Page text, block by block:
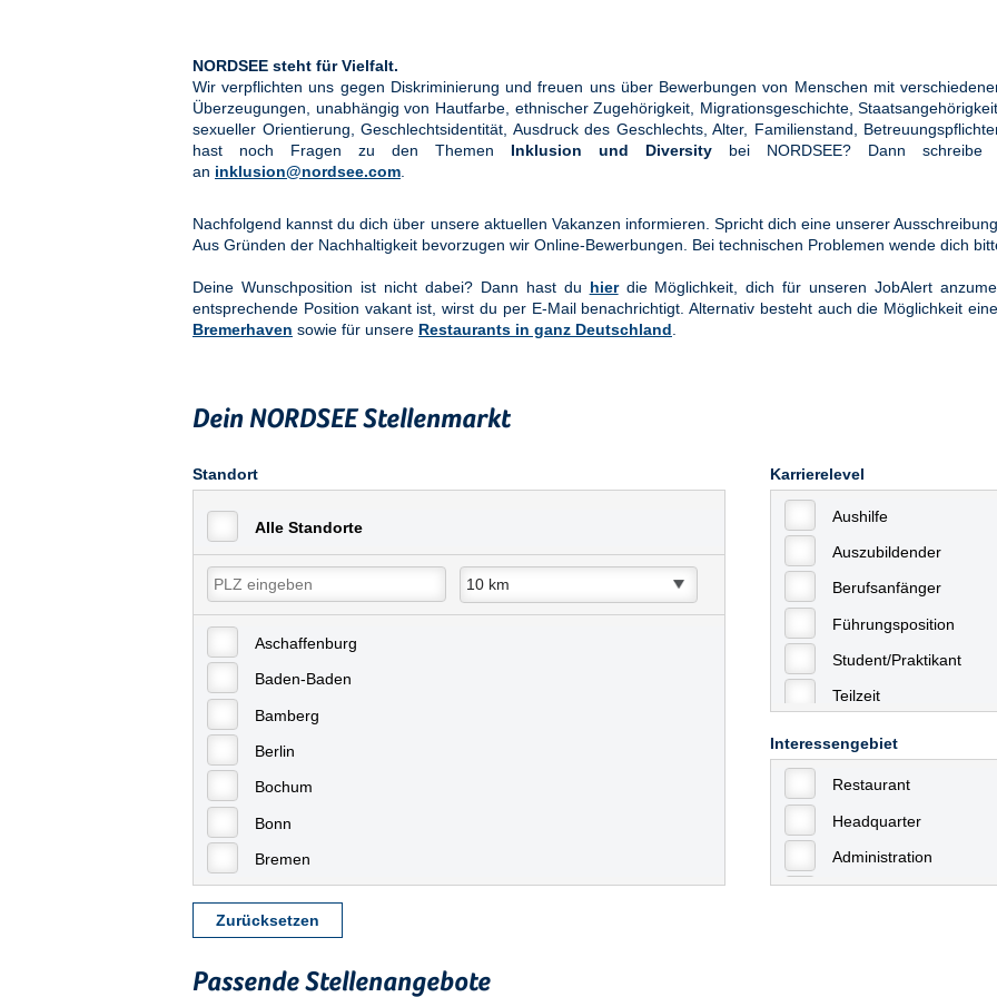
NORDSEE steht für Vielfalt.
Wir verpflichten uns gegen Diskriminierung und freuen uns über Bewerbungen von Menschen mit
Überzeugungen, unabhängig von Hautfarbe, ethnischer Zugehörigkeit, Migrationsgeschichte,
sexueller Orientierung, Geschlechtsidentität, Ausdruck des Geschlechts, Alter, Familienstand,
hast noch Fragen zu den Themen Inklusion und Diversity bei NORDSEE? Dann
an inklusion@nordsee.com
Nachfolgend kannst du dich über unsere aktuellen Vakanzen informieren. Spricht dich eine unserer
Aus Gründen der Nachhaltigkeit bevorzugen wir Online-Bewerbungen. Bei technischen Problemen wende dich
Deine Wunschposition ist nicht dabei? Dann hast du hierdie Möglichkeit, dich für unseren JobAlert
entsprechende Position vakant ist, wirst du per E-Mail benachrichtigt. Alternativ besteht auch die Möglichkeit
Bremerhaven sowie für unsere Restaurants in ganz Deutschland
Dein NORDSEE Stellenmarkt
Standort
Alle Standorte
Aschaffenburg
Baden-Baden
Bamberg
Berlin
Bochum
Bonn
Bremen
Celle
Chemnitz
Karrierelevel
Aushilfe
Auszubildender
Berufsanfänger
Führungsposition
Student/Praktikant
Teilzeit
Interessengebiet
Restaurant
Headquarter
Administration
Zurücksetzen
Passende Stellenangebote